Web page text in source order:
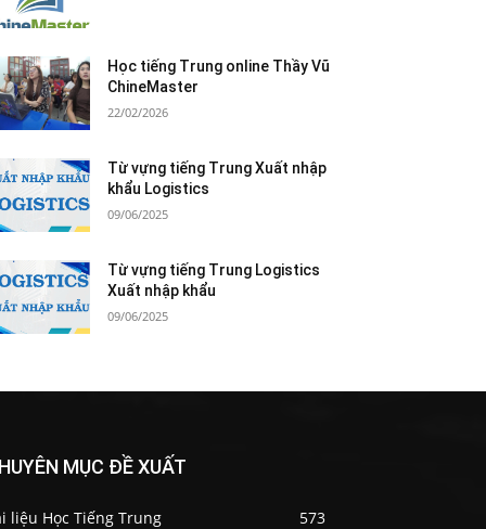
Học tiếng Trung online Thầy Vũ
ChineMaster
22/02/2026
Từ vựng tiếng Trung Xuất nhập
khẩu Logistics
09/06/2025
Từ vựng tiếng Trung Logistics
Xuất nhập khẩu
09/06/2025
MỤC ĐỀ XUẤT
liệu Học Tiếng Trung 573